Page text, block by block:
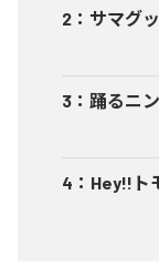
2 ： サマグ
3 ： 踊るニ
4 ： Hey!!ト